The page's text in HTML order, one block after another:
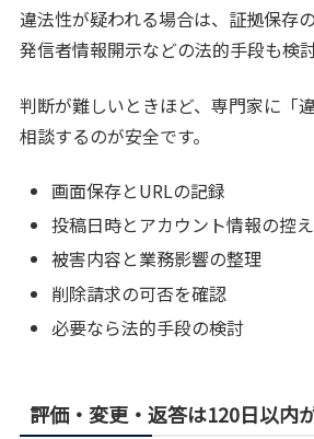
違法性が疑われる場合は、証拠保存
発信者情報開示などの法的手段も検討
判断が難しいときほど、専門家に「
相談するのが安全です。
画面保存とURLの記録
投稿日時とアカウント情報の控え
被害内容と業務影響の整理
削除請求の可否を確認
必要なら法的手段の検討
評価・変更・返答は120日以内